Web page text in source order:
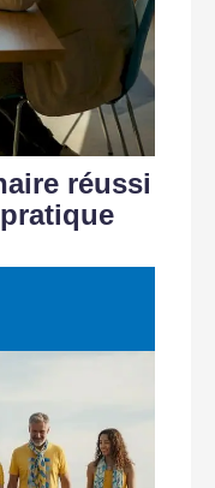
réussi